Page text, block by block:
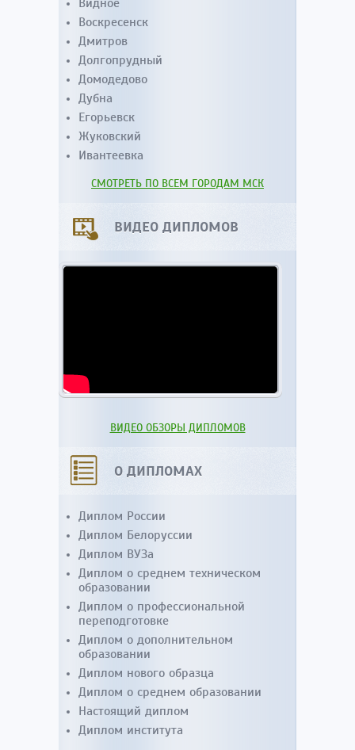
Воскресенск
Дмитров
Долгопрудный
Домодедово
Дубна
Егорьевск
Жуковский
Ивантеевка
СМОТРЕТЬ ПО ВСЕМ ГОРОДАМ МСК
ВИДЕО ДИПЛОМОВ
ВИДЕО ОБЗОРЫ ДИПЛОМОВ
О ДИПЛОМАХ
Диплом России
Диплом Белоруссии
Диплом ВУЗа
Диплом о среднем техническом
образовании
Диплом о профессиональной
переподготовке
Диплом о дополнительном
образовании
Диплом нового образца
Диплом о среднем образовании
Настоящий диплом
Диплом института